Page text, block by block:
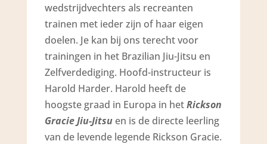
wedstrijdvechters als recreanten
trainen met ieder zijn of haar eigen
doelen. Je kan bij ons terecht voor
trainingen in het Brazilian Jiu-Jitsu en
Zelfverdediging. Hoofd-instructeur is
Harold Harder. Harold heeft de
hoogste graad in Europa in hetRickson
Gracie Jiu-Jitsuen is de directe leerling
van de levende legende Rickson Gracie.